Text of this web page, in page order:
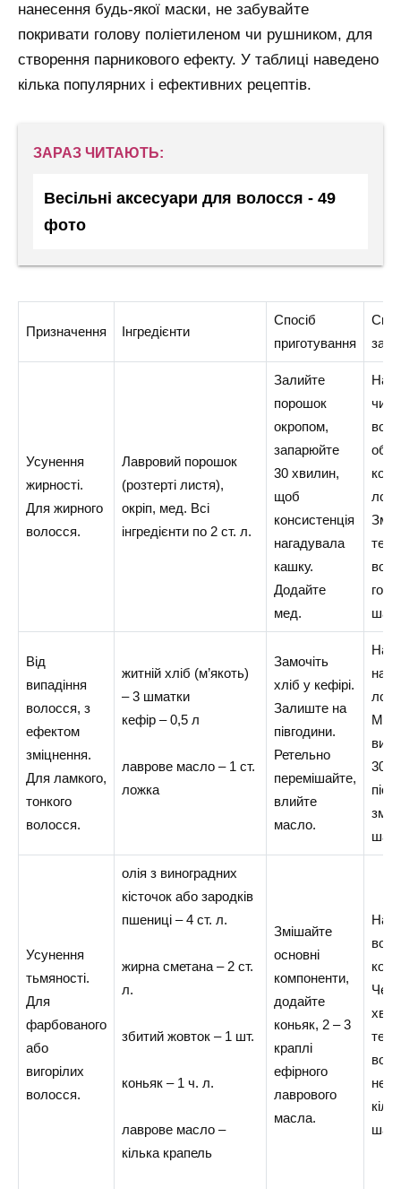
нанесення будь-якої маски, не забувайте
покривати голову поліетиленом чи рушником, для
створення парникового ефекту. У таблиці наведено
кілька популярних і ефективних рецептів.
ЗАРАЗ ЧИТАЮТЬ:
Весільні аксесуари для волосся - 49
фото
Призначення Інгредієнти
Спосіб
приготування
Усунення
жирності.
Для жирного
волосся.
Лавровий порошок
(розтерті листя),
окріп, мед. Всі
інгредієнти по 2 ст. л.
Залийте
порошок
окропом,
запарюйте
30 хвилин,
щоб
консистенція
нагадувала
кашку.
Додайте
мед.
Від
випадіння
волосся, з
ефектом
зміцнення.
Для ламкого,
тонкого
волосся.
житній хліб (м’якоть)
– 3 шматки
кефір – 0,5 л
лаврове масло – 1 ст.
ложка
Замочіть
хліб у кефірі.
Залиште на
півгодини.
Ретельно
перемішайте,
влийте
масло.
на
30
Усунення
тьмяності.
Для
фарбованого
або
вигорілих
волосся.
олія з виноградних
кісточок або зародків
пшениці – 4 ст. л.
жирна сметана – 2 ст.
л.
збитий жовток – 1 шт.
коньяк – 1 ч. л.
лаврове масло –
кілька крапель
Змішайте
основні
компоненти,
додайте
коньяк, 2 – 3
краплі
ефірного
лаврового
масла.